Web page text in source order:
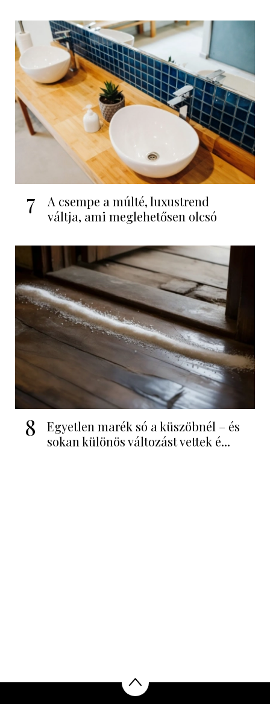
7
A csempe a múlté, luxustrend
váltja, ami meglehetősen olcsó
8
Egyetlen marék só a küszöbnél – és
sokan különös változást vettek é...